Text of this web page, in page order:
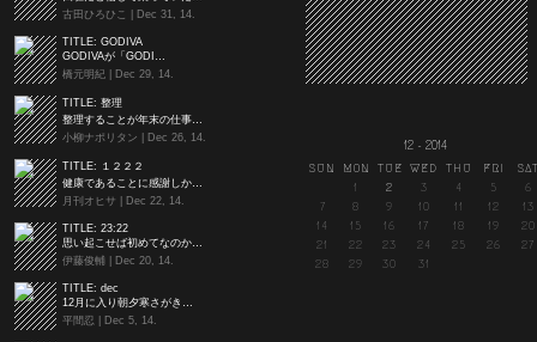
12 - 2014
SUN MON TUE WED THU FRI
1
2 3 4 5
6
7
8 9 10 11 12
13
14
15 16 17 18 19
20
21
22 23 24 25 26
27
28
29 30 31
古田ひろひこ | Dec 31, 14.
TITLE: GODIVA
GODIVAが「GODI…
橋元明紀 | Dec 29, 14.
TITLE: 整理
整理することが年末の仕事…
小柳ナポリタン | Dec 26, 14.
TITLE: １２２２
健康であることに感謝しか…
月刊オヒサ | Dec 22, 14.
TITLE: 23:22
思い起こせば初めてなのか…
伊藤俊輔 | Dec 20, 14.
TITLE: dec
12月に入り朝夕寒さがき…
平間忍 | Dec 5, 14.